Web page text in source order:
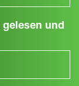
gelesen und